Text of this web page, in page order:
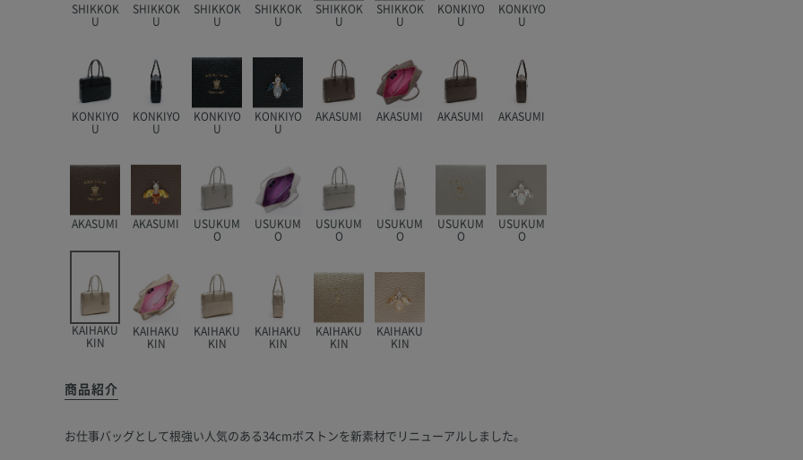
SHIKKOK
U
SHIKKOK
U
SHIKKOK
U
SHIKKOK
U
SHIKKOK
U
SHIKKOK
U
KONKIYO
U
KONKIYO
U
KONKIYO
U
KONKIYO
U
KONKIYO
U
KONKIYO
U
AKASUMI AKASUMI AKASUMI AKASUMI
AKASUMI AKASUMI
USUKUM
O
USUKUM
O
USUKUM
O
USUKUM
O
USUKUM
O
USUKUM
O
KAIHAKU
KIN
KAIHAKU
KIN
KAIHAKU
KIN
KAIHAKU
KIN
KAIHAKU
KIN
KAIHAKU
KIN
商品紹介
お仕事バッグとして根強い人気のある34cmボストンを新素材でリニューアルしました。